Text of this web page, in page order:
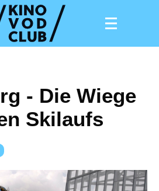
- Die Wiege
Skilaufs